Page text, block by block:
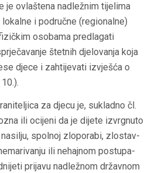
je ovlaštena nadležnim tijelima
i područne (regionalne)
osobama predlagati
štetnih djelova­nja koja
djece i zahtijevati izvješća o
za djecu je, sukladno čl.
ili ocijeni da je dijete izvrgnuto
spolnoj zloporabi, zlostav­
ili nehajnom postupa­
prijavu nadležnom državnom